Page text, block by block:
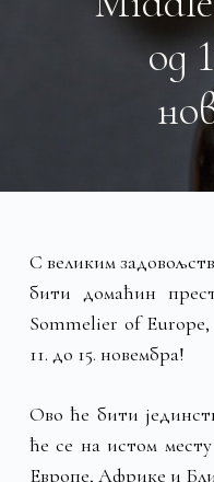
од
С великим
бити домаћин
Sommelier of
11. до 15. новембра!
Ово ће бити
ће се на истом
Европе, Африке и